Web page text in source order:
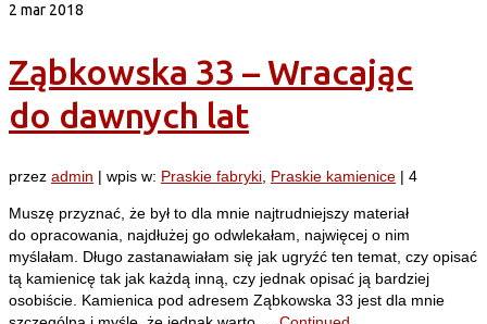
2 mar 2018
Ząbkowska 33 – Wracając
do dawnych lat
przez admin | wpis w: Praskie fabryki, Praskie kamienice | 4
Muszę przyznać, że był to dla mnie najtrudniejszy materiał
do opracowania, najdłużej go odwlekałam, najwięcej o nim
myślałam. Długo zastanawiałam się jak ugryźć ten temat, czy opisać
tą kamienicę tak jak każdą inną, czy jednak opisać ją bardziej
osobiście. Kamienica pod adresem Ząbkowska 33 jest dla mnie